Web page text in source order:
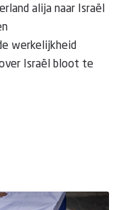
alija naar Israël
werkelijkheid
Israël bloot te